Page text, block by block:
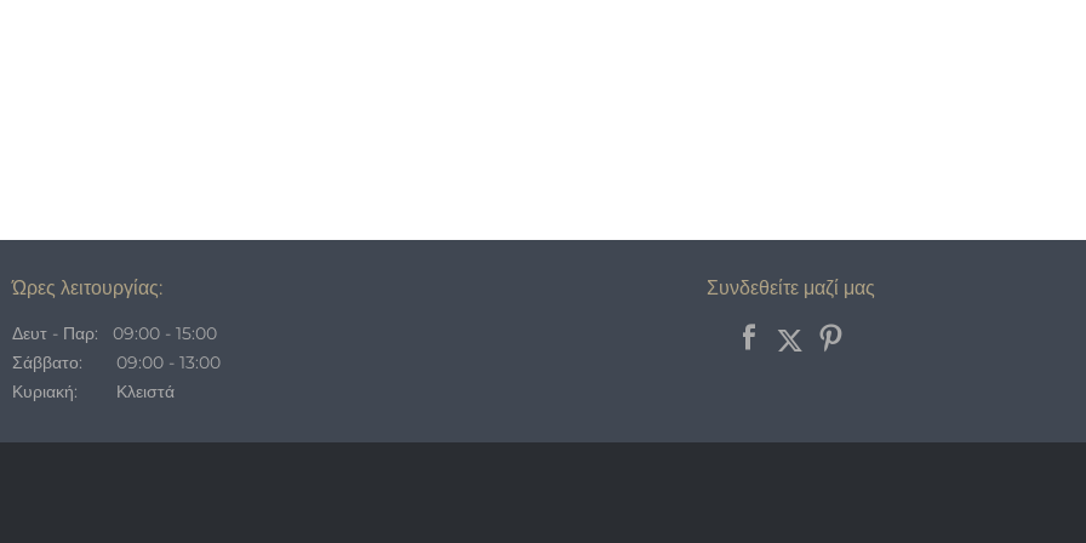
Ώρες λειτουργίας:
Δευτ - Παρ: 09:00 - 15:00
Σάββατο: 09:00 - 13:00
Κυριακή: Κλειστά
Συνδεθείτε μαζί μας